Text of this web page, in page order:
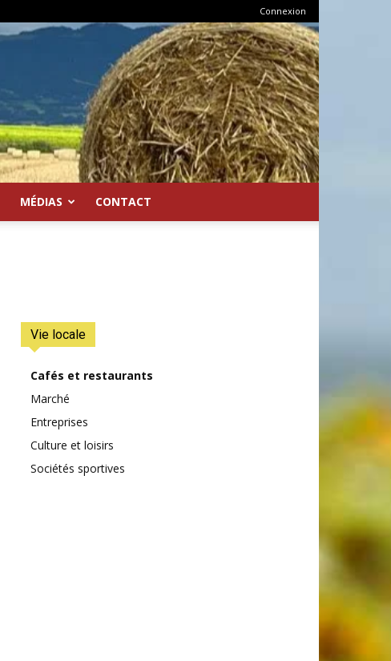
Connexion
MÉDIAS CONTACT
Vie locale
Cafés et restaurants
Marché
Entreprises
Culture et loisirs
Sociétés sportives